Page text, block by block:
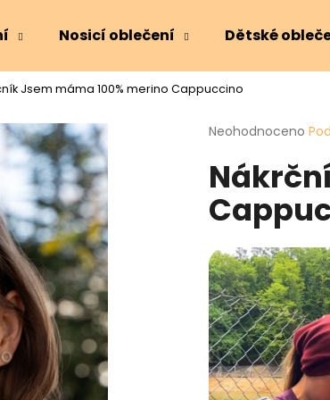
Nosicí oblečení Dětské
Jsem máma 100% merino Cappuccino
Průměrné
produktu
je
0,0
z
hvězdiček.
Neohodnoceno
Co potřebujete najít?
HLEDAT
Doporučujeme